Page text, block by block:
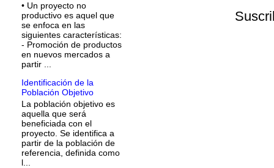
• Un proyecto no
productivo es aquel que
se enfoca en las
siguientes características:
- Promoción de productos
en nuevos mercados a
partir ...
Identificación de la
Población Objetivo
La población objetivo es
aquella que será
beneficiada con el
proyecto. Se identifica a
partir de la población de
referencia, definida como
l...